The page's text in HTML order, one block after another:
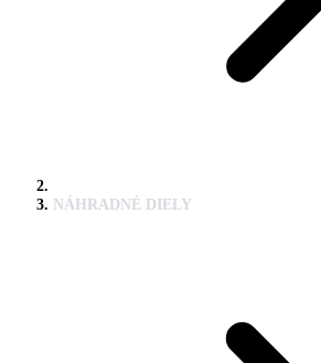
NÁHRADNÉ DIELY